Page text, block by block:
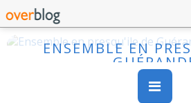
ENSEMBLE EN